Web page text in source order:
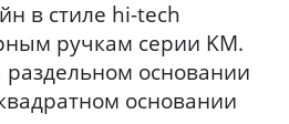
в стиле hi-tech
ручкам серии KM.
основании
основании